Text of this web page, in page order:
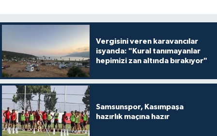
Vergisini veren karavancılar
isyanda: "Kural tanımayanlar
hepimizi zan altında bırakıyor"
Samsunspor, Kasımpaşa
hazırlık maçına hazır